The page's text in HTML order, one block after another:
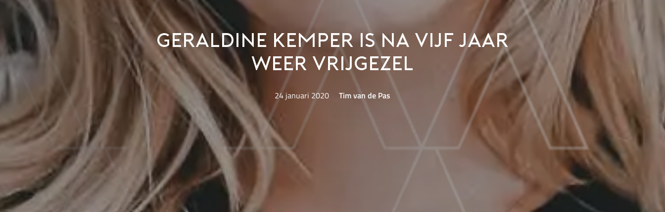
Geraldine Kemper is na vijf jaar
weer vrijgezel
24 januari 2020 Tim van de Pas